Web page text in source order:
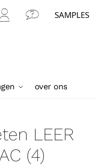
Mijn
Con
SAMPLES
over ons
LEER
(4)